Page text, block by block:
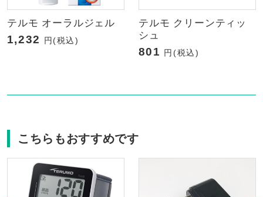
テルモ オーラルジェル
1,232 円(税込)
テルモ クリーンティッ
シュ
801 円(税込)
こちらもおすすめです